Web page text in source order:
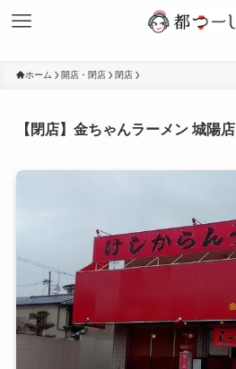
ホーム 開店・閉店 閉店
【閉店】金ちゃんラーメン 城陽店